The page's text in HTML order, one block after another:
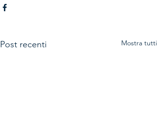
Post recenti Mostra tutti